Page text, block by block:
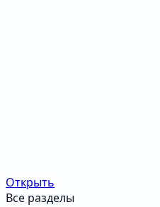
Открыть
Все разделы